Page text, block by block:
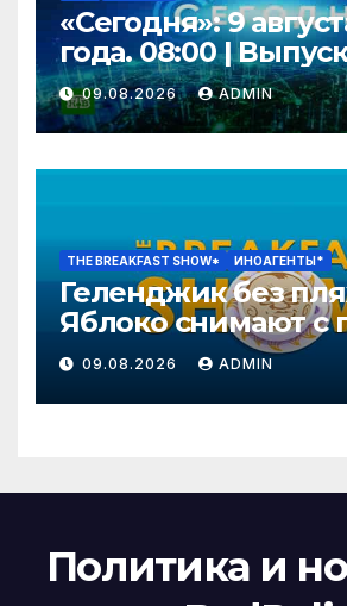
«Сегодня»: 9
года. 08:00 | Выпуск
новостей |
09.08.2026 ADMIN
THE BREAKFAST SHOW* ИНОАГЕНТЫ*
Геленджик без
Яблоко снимают с
Колобку грозят
Давлетгильдеев,
09.08.2026 ADMIN
Политика и